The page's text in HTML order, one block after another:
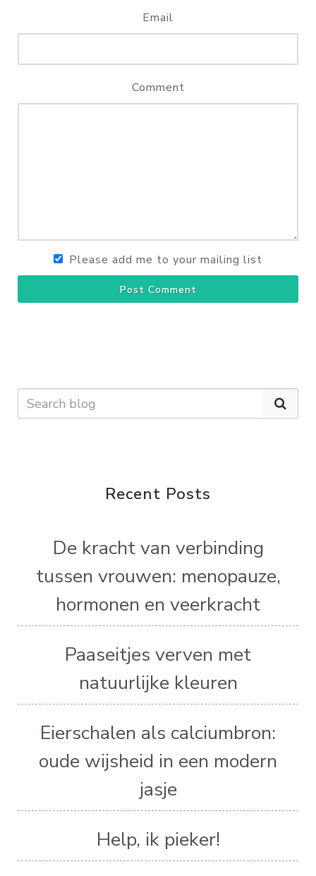
Email
Comment
Please add me to your mailing list
Post Comment
Recent Posts
De kracht van verbinding
tussen vrouwen: menopauze,
hormonen en veerkracht
Paaseitjes verven met
natuurlijke kleuren
Eierschalen als calciumbron:
oude wijsheid in een modern
jasje
Help, ik pieker!